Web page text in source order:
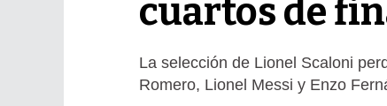
cuartos de
La selección de Lionel Scaloni
Romero, Lionel Messi y Enzo